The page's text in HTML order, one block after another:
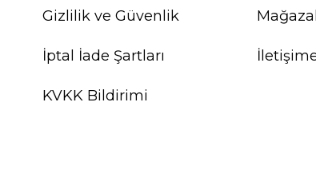
Gizlilik ve Güvenlik
İptal İade Şartları
KVKK Bildirimi